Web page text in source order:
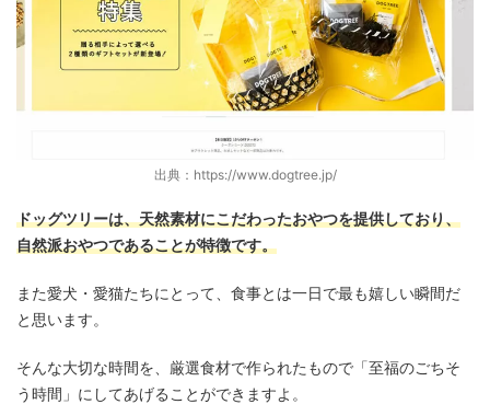
出典：https://www.dogtree.jp/
ドッグツリーは、天然素材にこだわったおやつを提供しており、
自然派おやつであることが特徴です。
また愛犬・愛猫たちにとって、食事とは一日で最も嬉しい瞬間だ
と思います。
そんな大切な時間を、厳選食材で作られたもので「至福のごちそ
う時間」にしてあげることができますよ。